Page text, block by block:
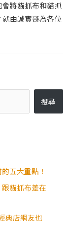
將貓抓布和貓抓
由誠實哥為各位
搜尋
五大重點！
貓抓布差在
典店網友也